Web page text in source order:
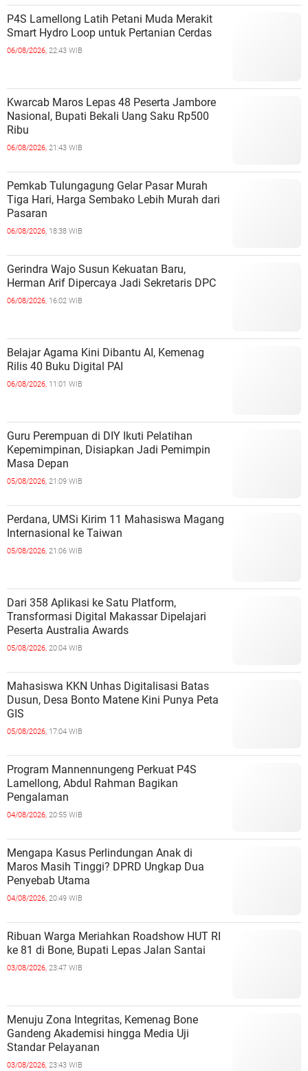
P4S Lamellong Latih Petani Muda Merakit
Smart Hydro Loop untuk Pertanian Cerdas
06/08/2026, 22:43 WIB
Kwarcab Maros Lepas 48 Peserta Jambore
Nasional, Bupati Bekali Uang Saku Rp500
Ribu
06/08/2026, 21:43 WIB
Pemkab Tulungagung Gelar Pasar Murah
Tiga Hari, Harga Sembako Lebih Murah dari
Pasaran
06/08/2026, 18:38 WIB
Gerindra Wajo Susun Kekuatan Baru,
Herman Arif Dipercaya Jadi Sekretaris DPC
06/08/2026, 16:02 WIB
Belajar Agama Kini Dibantu AI, Kemenag
Rilis 40 Buku Digital PAI
06/08/2026, 11:01 WIB
Guru Perempuan di DIY Ikuti Pelatihan
Kepemimpinan, Disiapkan Jadi Pemimpin
Masa Depan
05/08/2026, 21:09 WIB
Perdana, UMSi Kirim 11 Mahasiswa Magang
Internasional ke Taiwan
05/08/2026, 21:06 WIB
Dari 358 Aplikasi ke Satu Platform,
Transformasi Digital Makassar Dipelajari
Peserta Australia Awards
05/08/2026, 20:04 WIB
Mahasiswa KKN Unhas Digitalisasi Batas
Dusun, Desa Bonto Matene Kini Punya Peta
GIS
05/08/2026, 17:04 WIB
Program Mannennungeng Perkuat P4S
Lamellong, Abdul Rahman Bagikan
Pengalaman
04/08/2026, 20:55 WIB
Mengapa Kasus Perlindungan Anak di
Maros Masih Tinggi? DPRD Ungkap Dua
Penyebab Utama
04/08/2026, 20:49 WIB
Ribuan Warga Meriahkan Roadshow HUT RI
ke 81 di Bone, Bupati Lepas Jalan Santai
03/08/2026, 23:47 WIB
Menuju Zona Integritas, Kemenag Bone
Gandeng Akademisi hingga Media Uji
Standar Pelayanan
03/08/2026, 23:43 WIB